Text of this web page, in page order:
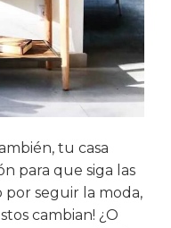
tu casa
para que siga las
por seguir la moda,
cambian! ¿O